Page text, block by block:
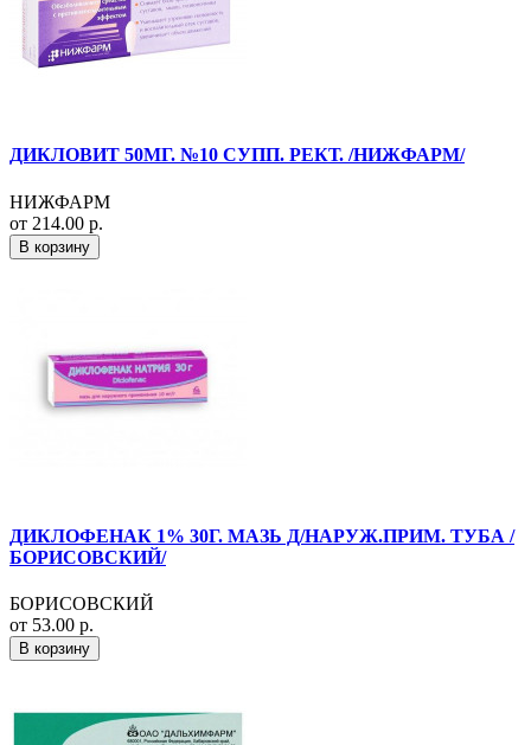
ДИКЛОВИТ 50МГ. №10 СУПП. РЕКТ. /НИЖФАРМ/
НИЖФАРМ
от 214.00 р.
В корзину
ДИКЛОФЕНАК 1% 30Г. МАЗЬ Д/НАРУЖ.ПРИМ. ТУБА /
БОРИСОВСКИЙ/
БОРИСОВСКИЙ
от 53.00 р.
В корзину